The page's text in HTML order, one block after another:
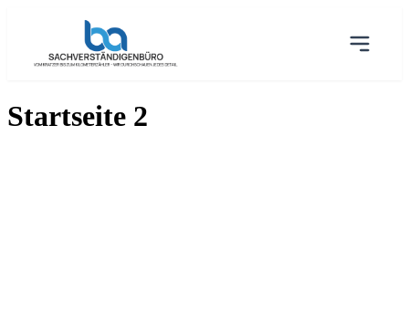
Inhalt
springen
Startseite 2